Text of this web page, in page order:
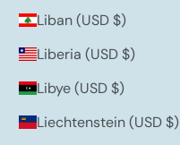
Liban (USD $)
Liberia (USD $)
Libye (USD $)
Liechtenstein (USD $)